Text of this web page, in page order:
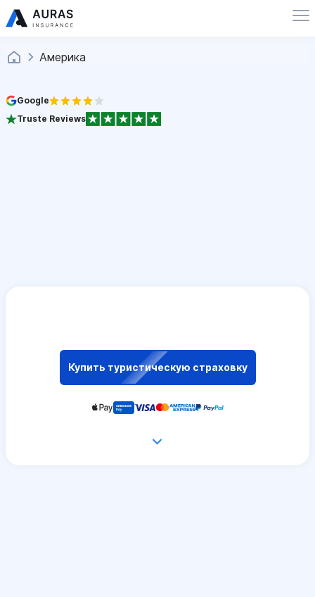
Америка
Google
Truste Reviews
Купить туристическую страховку